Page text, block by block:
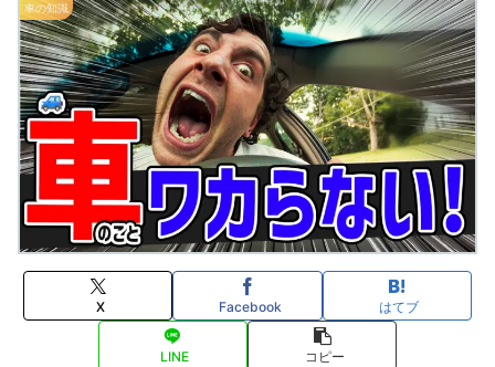
車の知識
X Facebook はてブ
LINE コピー